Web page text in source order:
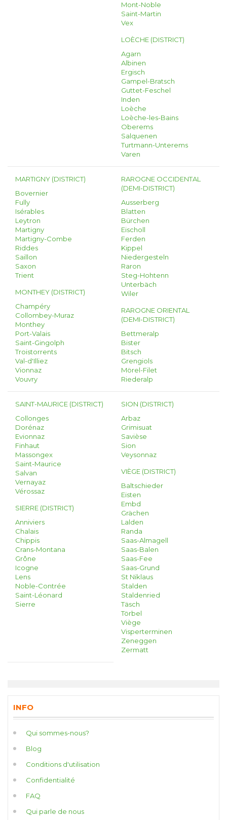
Mont-Noble
Saint-Martin
Vex
LOÈCHE (DISTRICT)
Agarn
Albinen
Ergisch
Gampel-Bratsch
Guttet-Feschel
Inden
Loèche
Loèche-les-Bains
Oberems
Salquenen
Turtmann-Unterems
Varen
MARTIGNY (DISTRICT)
Bovernier
Fully
Isérables
Leytron
Martigny
Martigny-Combe
Riddes
Saillon
Saxon
Trient
MONTHEY (DISTRICT)
Champéry
Collombey-Muraz
Monthey
Port-Valais
Saint-Gingolph
Troistorrents
Val-d'Illiez
Vionnaz
Vouvry
RAROGNE OCCIDENTAL
(DEMI-DISTRICT)
Ausserberg
Blatten
Bürchen
Eischoll
Ferden
Kippel
Niedergesteln
Raron
Steg-Hohtenn
Unterbäch
Wiler
RAROGNE ORIENTAL
(DEMI-DISTRICT)
Bettmeralp
Bister
Bitsch
Grengiols
Mörel-Filet
Riederalp
SAINT-MAURICE (DISTRICT)
Collonges
Dorénaz
Evionnaz
Finhaut
Massongex
Saint-Maurice
Salvan
Vernayaz
Vérossaz
SIERRE (DISTRICT)
Anniviers
Chalais
Chippis
Crans-Montana
Grône
Icogne
Lens
Noble-Contrée
Saint-Léonard
Sierre
SION (DISTRICT)
Arbaz
Grimisuat
Savièse
Sion
Veysonnaz
VIÈGE (DISTRICT)
Baltschieder
Eisten
Embd
Grächen
Lalden
Randa
Saas-Almagell
Saas-Balen
Saas-Fee
Saas-Grund
St Niklaus
Stalden
Staldenried
Täsch
Törbel
Viège
Visperterminen
Zeneggen
Zermatt
INFO
Qui sommes-nous?
Blog
Conditions d'utilisation
Confidentialité
FAQ
Qui parle de nous